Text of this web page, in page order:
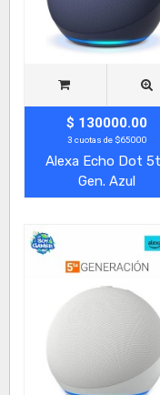
$ 130000.00
3 cuotas de $65000
Alexa Echo Dot
Gen. Azul